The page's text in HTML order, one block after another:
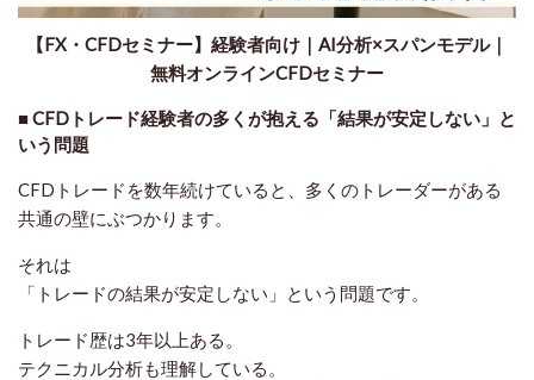
【FX・CFDセミナー】経験者向け｜AI分析×スパンモデル｜
無料オンラインCFDセミナー
■ CFDトレード経験者の多くが抱える「結果が安定しない」と
いう問題
CFDトレードを数年続けていると、多くのトレーダーがある
共通の壁にぶつかります。
それは
「トレードの結果が安定しない」という問題です。
トレード歴は3年以上ある。
テクニカル分析も理解している。